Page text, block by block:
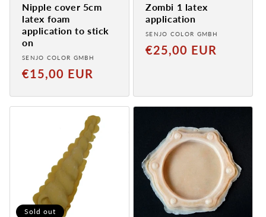
Nipple cover 5cm
latex foam
application to stick
on
Provider:
SENJO COLOR GMBH
Normal
€15,00 EUR
Zombi 1 latex
application
Provider:
SENJO COLOR GMBH
Normaler
€25,00 EUR
Sold out